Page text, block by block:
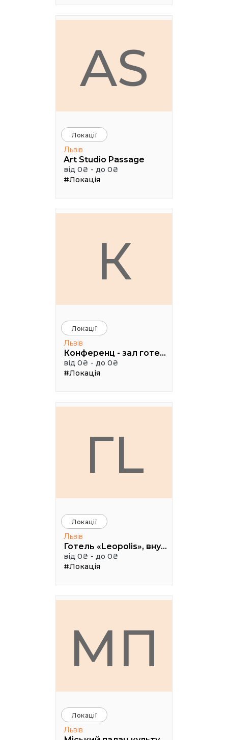
AS
Локації
Львів
Art Studio Passage
від 0₴ - до 0₴
#Локація
К
Локації
Львів
Конференц - зал готелю ТАУРУС
від 0₴ - до 0₴
#Локація
ГL
Локації
Львів
Готель «Leopolis», внутрішній дворик, вул. Театральна, 16, м. Львів
від 0₴ - до 0₴
#Локація
МП
Локації
Львів